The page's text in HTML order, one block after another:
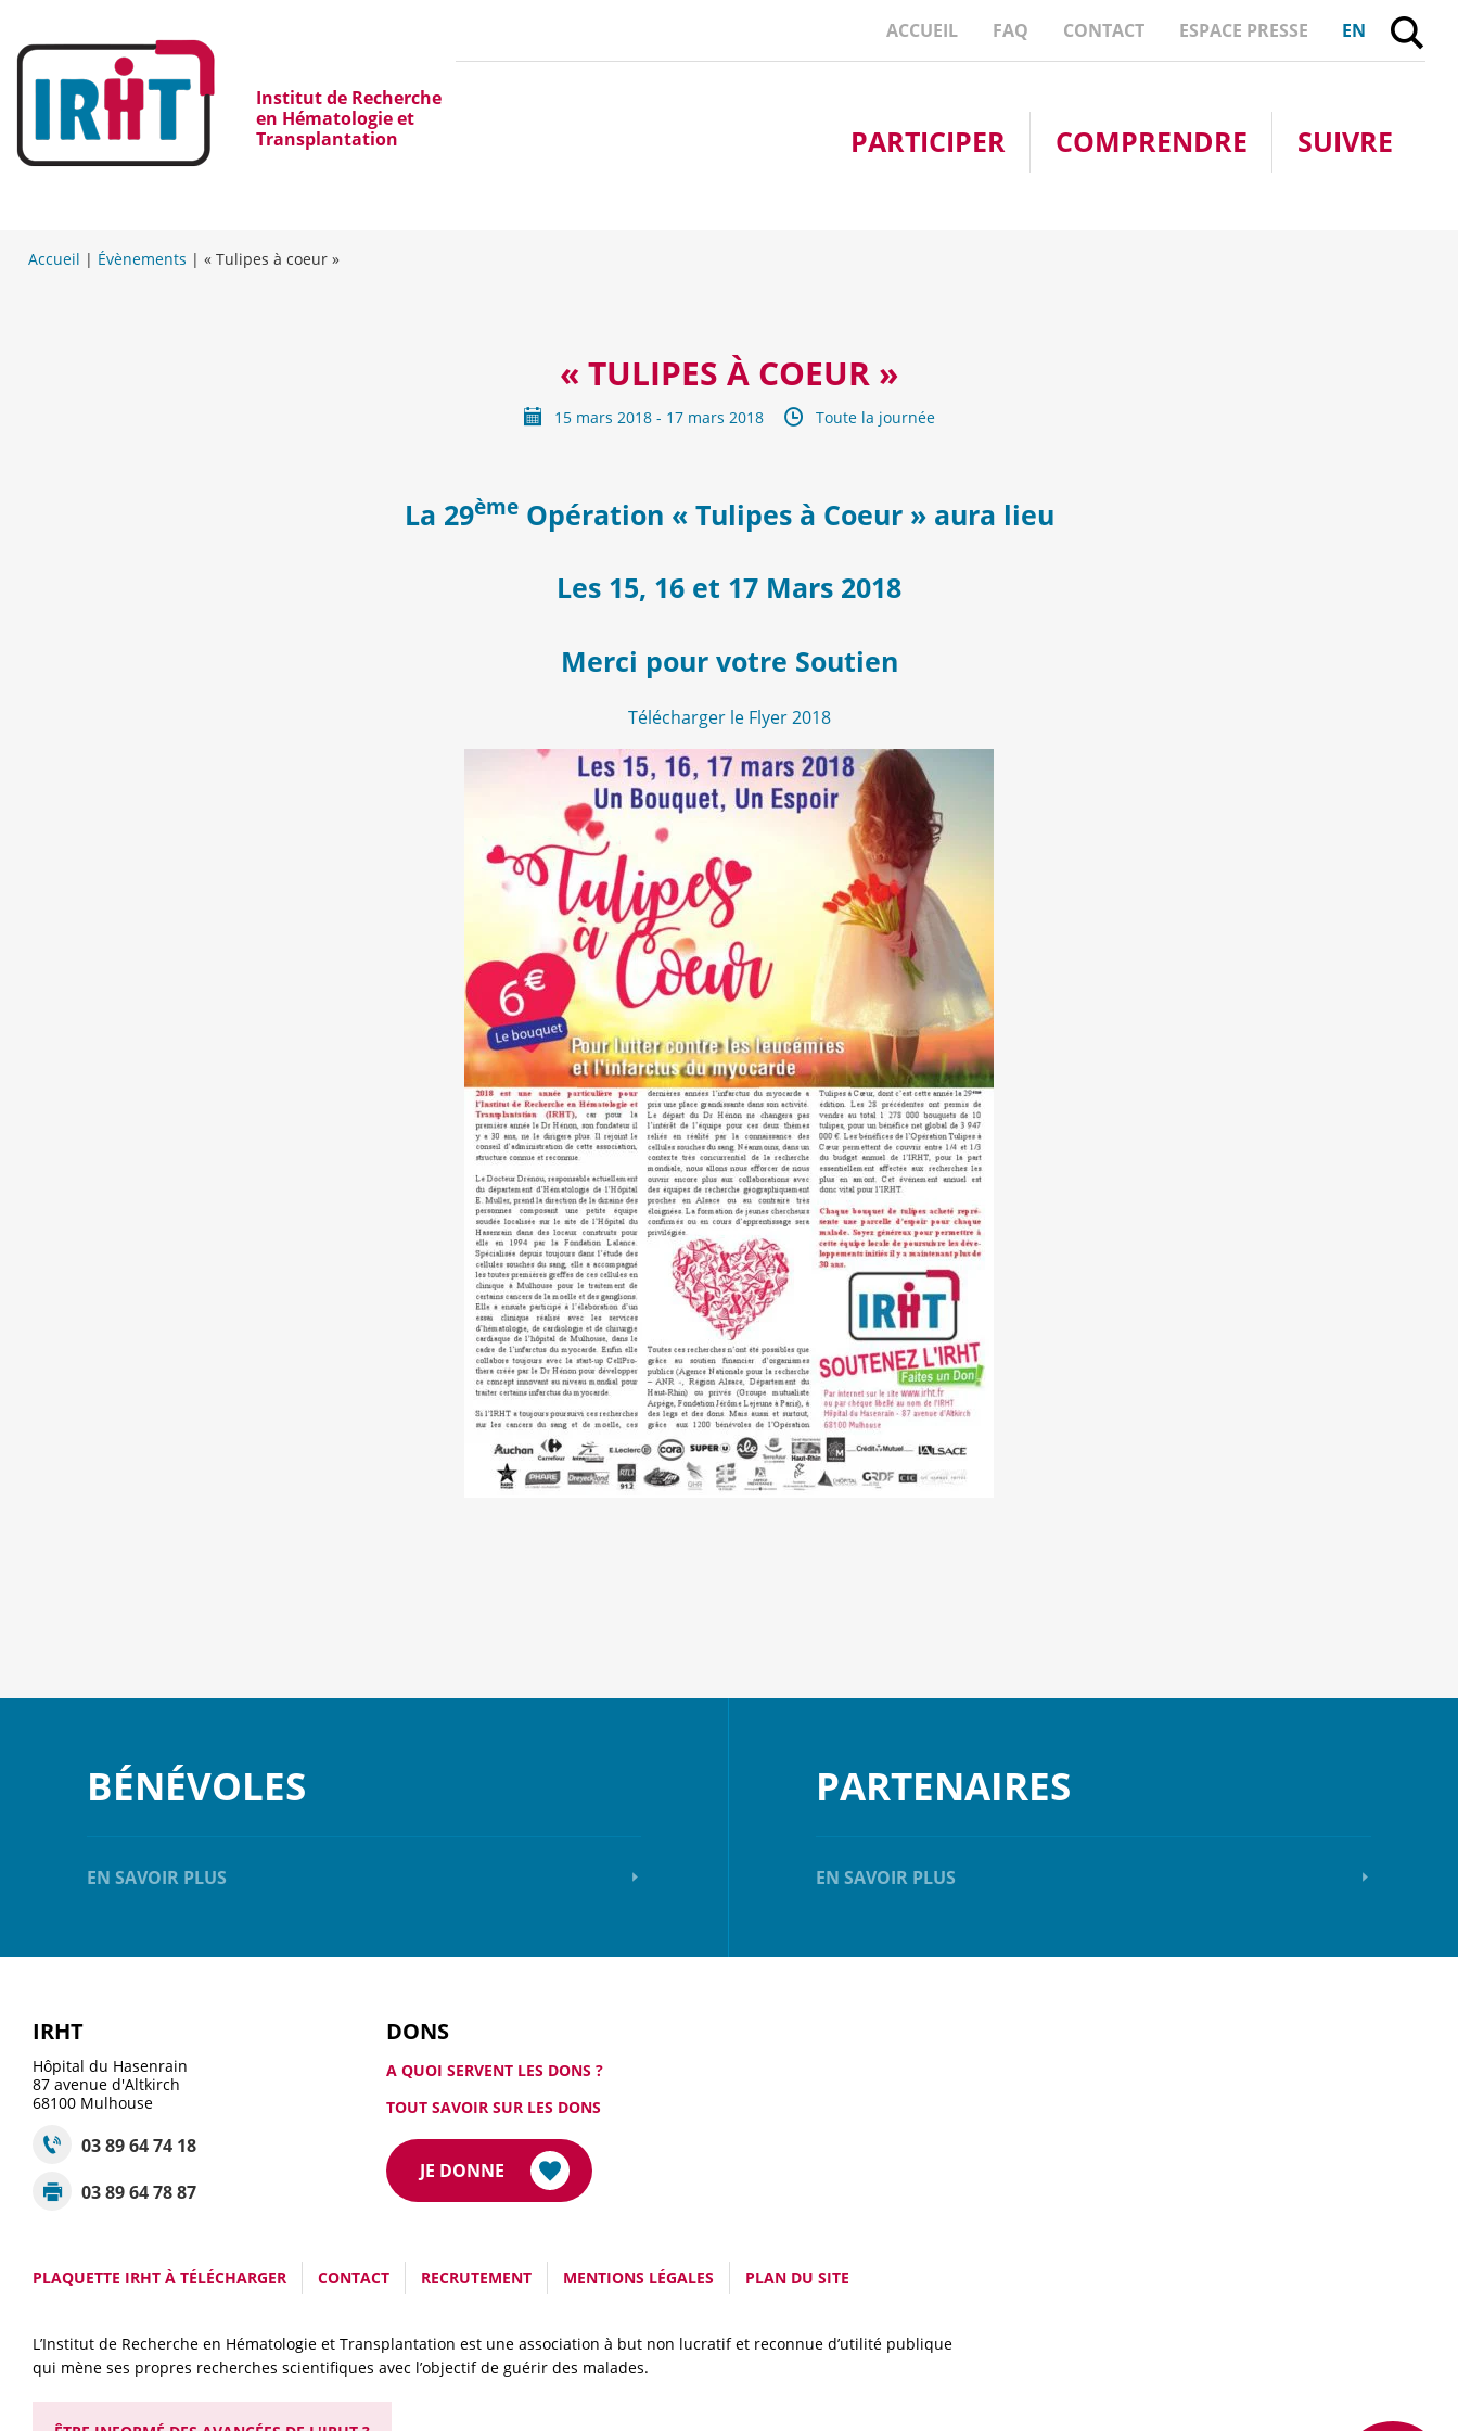
EN
ACCUEIL FAQ CONTACT ESPACE PRESSE
Institut de Recherche
en Hématologie et
Transplantation
PARTICIPER COMPRENDRE SUIVRE
Accueil | Évènements | « Tulipes à coeur »
« TULIPES À COEUR »
15 mars 2018 - 17 mars 2018 Toute la journée
La 29èmeOpération « Tulipes à Coeur » aura lieu
Les 15, 16 et 17 Mars 2018
Merci pour votre Soutien
Télécharger le Flyer 2018
BÉNÉVOLES
EN SAVOIR PLUS
PARTENAIRES
EN SAVOIR PLUS
IRHT
Hôpital du Hasenrain
87 avenue d'Altkirch
68100 Mulhouse
03 89 64 74 18
03 89 64 78 87
DONS
A QUOI SERVENT LES DONS ?
TOUT SAVOIR SUR LES DONS
JE DONNE
PLAQUETTE IRHT À TÉLÉCHARGER CONTACT RECRUTEMENT MENTIONS LÉGALES PLAN DU SITE
L’Institut de Recherche en Hématologie et Transplantation est une association à but non lucratif et reconnue d’utilité publique
qui mène ses propres recherches scientifiques avec l’objectif de guérir des malades.